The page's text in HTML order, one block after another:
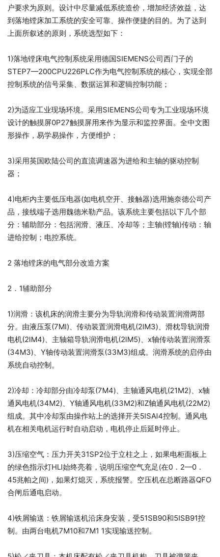
户要求为原则。设计中尽量减低系统造价，增加经济效益，达
到落地镗床加工系统的安全可靠、操作便捷的目的。为了达到
上面所叙述的原则，系统选型如下：
1)落地镗床电气控制系统采用德国SIEMENS公司西门子的
STEP7—200CPU226PLC作为电气控制系统的核心，实现全部
控制系统的信号采集、数据运算和逻辑控制功能；
2)为适应工业现场环境。采用SIEMENS公司专为工业现场环境
设计的触摸屏0P27触摸屏用来作为显示和监控界面。全中文图
形操作，易学易操作，方便维护；
3)采用英国欧陆公司的直流调速器为进给和主轴的驱动控制
器；
4)电柜内主要低压电器(如电机空开、接触器)选用施奈德公司产
品，接线端子选用魏德米勒产品。该系统主要包括以下几个部
分：辅助部分：包括润滑、液压、冷却等；主轴(镗轴)传动：轴
进给控制；电控系统。
2 落地镗床的电气部分改造方案
2．1辅助部分
1)润滑：该机床的润滑主要分为导轨润滑和传动装置润滑两部
分。由液压泵(7Ml)、传动装置润滑电机(2IM3)、滑枕导轨润滑
电机(2lM4)、主轴箱导轨润滑电机(2lM5)、x轴传动装置润滑泵
(34M3)、Y轴传动装置润滑泵(33M3)组成。润滑系统的启停由
系统自动控制。
2)冷却：冷却部分由冷却泵(7M4)、主轴通风电机(21M2)、x轴
通风电机(34M2)、Y轴通风电机(33M2)和Z轴通风电机(22M2)
组成。其中冷却泵由操作站上的选择开关5lSAl4控制。通风电
机在相关电机运行时自动启动，电机停止后延时停止。
3)压缩空气：压力开关31SP2位于立柱之上，如果电柜面板上
的绿色指示灯HLl始终亮着，说明压缩空气充足(在0．2—0．
45兆帕之间)，如果灯熄灭，系统报警。空压机在总断路器QFO
合闸后通电启动。
4)铁屑输送：铁屑输送机沿床身安装，受51SB90和5ISB91控
制。由两台电机7M10和7M1 1实现输送控制。